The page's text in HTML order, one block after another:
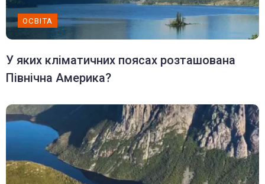
ОСВІТА
У яких кліматичних поясах розташована
Північна Америка?